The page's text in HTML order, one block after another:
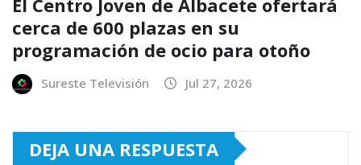
cerca de 600 plazas en su
programación de ocio para otoño
Sureste Televisión Jul 27, 2026
DEJA UNA RESPUESTA